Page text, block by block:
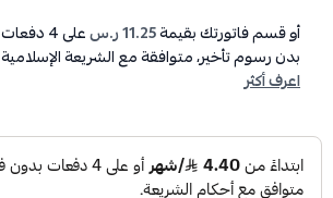
أو قسم فاتورتك بقيمة11.25 ر.س على4دفعات
بدون رسوم تأخير، متوافقة مع الشريعة الإسلامية
اعرف أكثر